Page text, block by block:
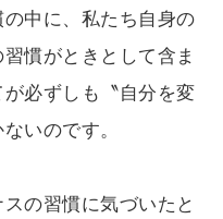
中に、私たち自身の
慣がときとして含ま
必ずしも〝自分を変
いのです。
の習慣に気づいたと